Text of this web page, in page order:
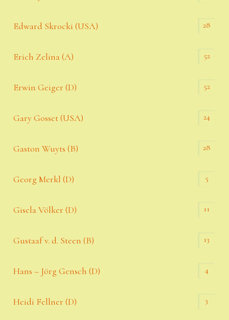
Edward Skrocki (USA) 28
Erich Zelina (A) 52
Erwin Geiger (D) 52
Gary Gosset (USA) 24
Gaston Wuyts (B) 28
Georg Merkl (D) 5
Gisela Völker (D) 11
Gustaaf v. d. Steen (B) 13
Hans – Jörg Gensch (D) 4
Heidi Fellner (D) 3